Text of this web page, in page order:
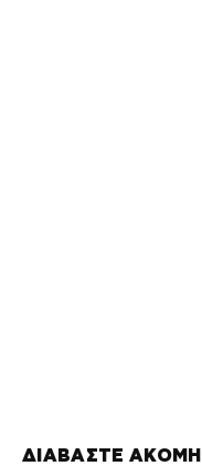
ΔΙΑΒΑΣΤΕ ΑΚΟΜΗ